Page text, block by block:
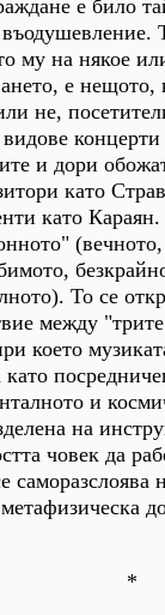
е било
му на някое
е нещото,
не,
видове
и дори
като
като
То се
между
което
като
и
на
човек да
саморазслоява
*